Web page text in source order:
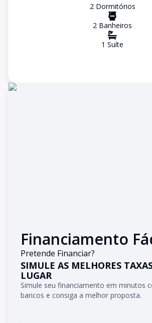
2Dormitórios
2 Banheiros
1 Suíte
Financiamento
Pretende Financiar?
SIMULE AS MELHORES
LUGAR
Simule seu financiamento em minutos
bancos e consiga a melhor proposta.